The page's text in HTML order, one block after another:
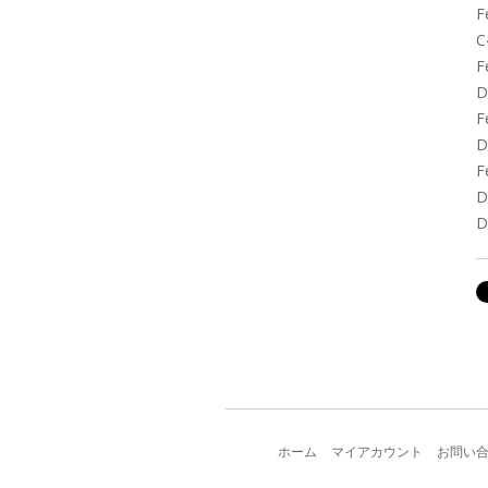
ホーム マイアカウント お問い